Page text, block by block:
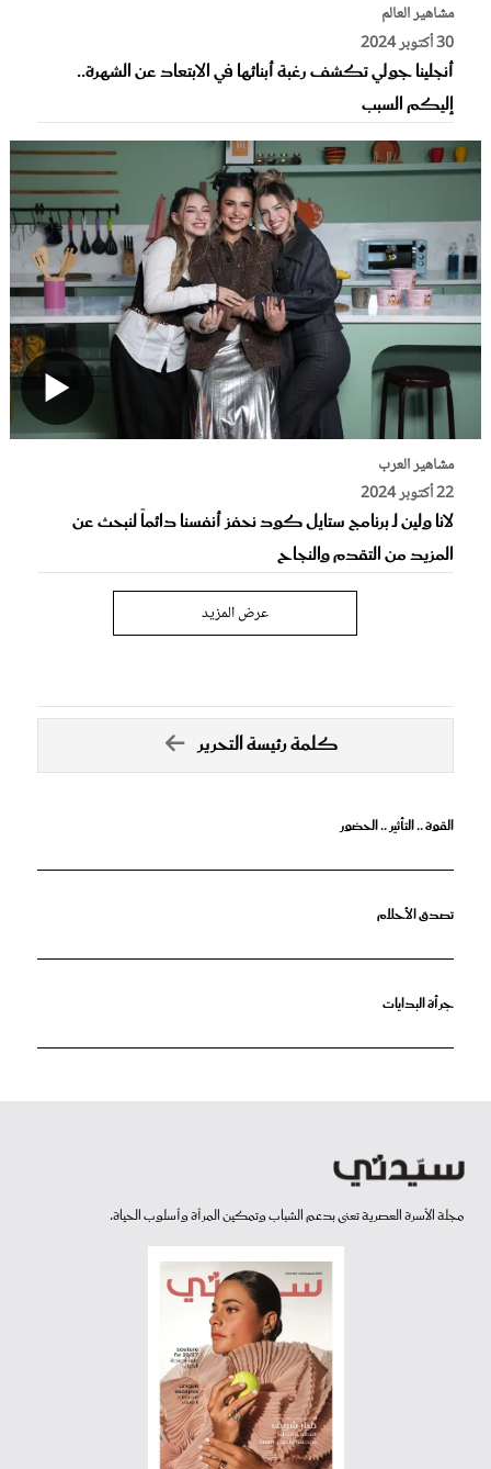
مشاهير العالم
30 أكتوبر 2024
أنجلينا جولي تكشف رغبة أبنائها في الابتعاد عن الشهرة..
إليكم السبب
مشاهير العرب
22 أكتوبر 2024
لانا ولين لـ برنامج ستايل كود نحفز أنفسنا دائماً لنبحث عن
المزيد من التقدم والنجاح
عرض المزيد
كلمة رئيسة التحرير
القوة .. التأثير .. الحضور
تصدق الأحلام
جرأة البدايات
مجلة الأسرة العصرية تعنى بدعم الشباب وتمكين المرأة وأسلوب الحياة.